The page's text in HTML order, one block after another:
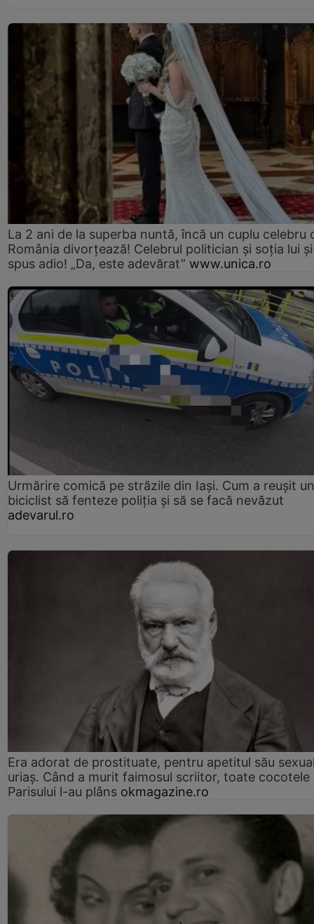
La 2 ani de la superba nuntă, încă un cuplu celebru
România divorțează! Celebrul politician și soția lui
spus adio! „Da, este adevărat” www.unica.ro
Urmărire comică pe străzile din Iași. Cum a reușit un
biciclist să fenteze poliția și să se facă nevăzut
adevarul.ro
Era adorat de prostituate, pentru apetitul său
uriaș. Când a murit faimosul scriitor, toate cocotele
Parisului l-au plâns okmagazine.ro